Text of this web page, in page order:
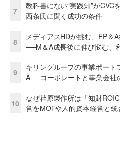
7
教科書にない“実践知”が
西条氏に聞く成功の条件
8
メディアスHDが挑む、FP＆
──M＆A成長後に伸び悩む、
9
キリングループの事業ポート
A──コーポレートと事業会社
10
なぜ荏原製作所は「知財
営をMOTや人的資本経営と